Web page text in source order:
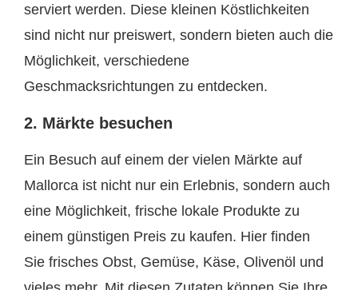
serviert werden. Diese kleinen Köstlichkeiten
sind nicht nur preiswert, sondern bieten auch die
Möglichkeit, verschiedene
Geschmacksrichtungen zu entdecken.
2. Märkte besuchen
Ein Besuch auf einem der vielen Märkte auf
Mallorca ist nicht nur ein Erlebnis, sondern auch
eine Möglichkeit, frische lokale Produkte zu
einem günstigen Preis zu kaufen. Hier finden
Sie frisches Obst, Gemüse, Käse, Olivenöl und